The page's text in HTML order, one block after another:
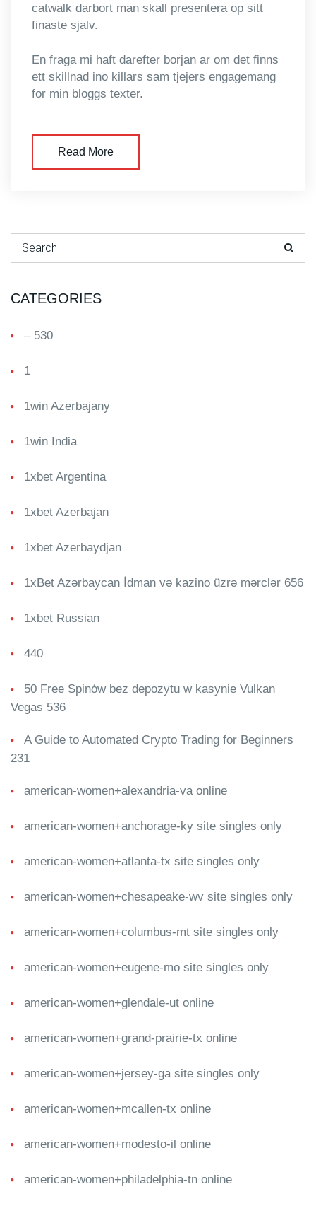
catwalk darbort man skall presentera op sitt
finaste sjalv.
En fraga mi haft darefter borjan ar om det finns
ett skillnad ino killars sam tjejers engagemang
for min bloggs texter.
Read More
Search for:
CATEGORIES
– 530
1
1win Azerbajany
1win India
1xbet Argentina
1xbet Azerbajan
1xbet Azerbaydjan
1xBet Azərbaycan İdman və kazino üzrə mərclər 656
1xbet Russian
440
50 Free Spinów bez depozytu w kasynie Vulkan
Vegas 536
A Guide to Automated Crypto Trading for Beginners
231
american-women+alexandria-va online
american-women+anchorage-ky site singles only
american-women+atlanta-tx site singles only
american-women+chesapeake-wv site singles only
american-women+columbus-mt site singles only
american-women+eugene-mo site singles only
american-women+glendale-ut online
american-women+grand-prairie-tx online
american-women+jersey-ga site singles only
american-women+mcallen-tx online
american-women+modesto-il online
american-women+philadelphia-tn online